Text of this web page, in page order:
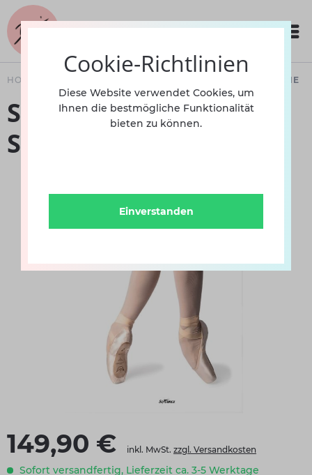
HOME SPITZENSCHUHE
Spitzenschuhe
SoDancer Alina 1
149,90 € inkl. MwSt. zzgl. Versandkosten
Sofort versandfertig, Lieferzeit ca. 3-5 Werktage
Cookie-Richtlinien
Diese Website verwendet Cookies, um
Ihnen die bestmögliche Funktionalität
bieten zu können.
Einverstanden